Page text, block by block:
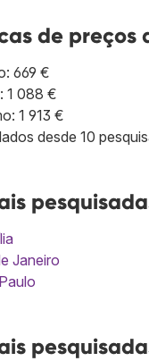
de preços
669 €
1 088 €
1 913 €
desde 10
Janeiro